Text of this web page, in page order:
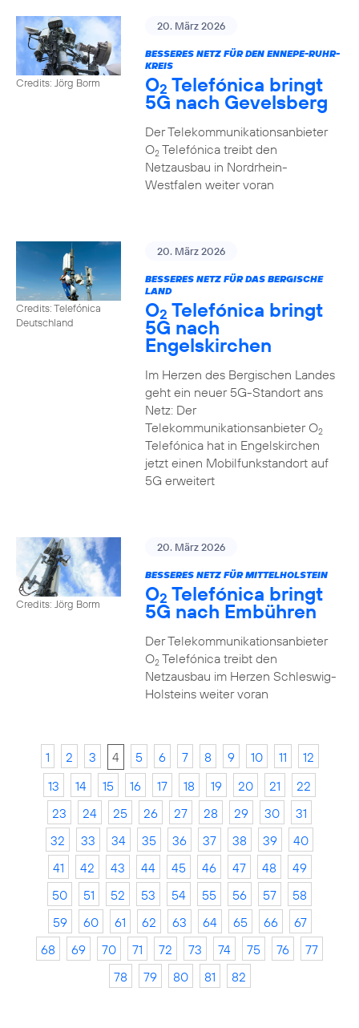
Credits: Jörg Borm
20. März 2026
BESSERES NETZ FÜR DEN ENNEPE-RUHR-
KREIS
O2 Telefónica bringt
5G nach Gevelsberg
Der Telekommunikationsanbieter
O2Telefónica treibt den
Netzausbau in Nordrhein-
Westfalen weiter voran
Credits: Telefónica
Deutschland
20. März 2026
BESSERES NETZ FÜR DAS BERGISCHE
LAND
O2 Telefónica bringt
5G nach
Engelskirchen
Im Herzen des Bergischen Landes
geht ein neuer 5G-Standort ans
Netz: Der
Telekommunikationsanbieter O2
Telefónica hat in Engelskirchen
jetzt einen Mobilfunkstandort auf
5G erweitert
Credits: Jörg Borm
20. März 2026
BESSERES NETZ FÜR MITTELHOLSTEIN
O2 Telefónica bringt
5G nach Embühren
Der Telekommunikationsanbieter
O2Telefónica treibt den
Netzausbau im Herzen Schleswig-
Holsteins weiter voran
1 2 3 4 5 6 7 8 9 10 11
12
13
14 15 16 17 18 19 20 21
22
23
24 25 26 27 28 29 30
31
32
33 34 35 36 37 38 39
40
41
42 43 44 45 46 47 48
49
50
51 52 53 54 55 56 57
58
59
60 61 62 63 64 65 66
67
68
69 70 71 72 73 74 75 76
77
78
79 80 81 82